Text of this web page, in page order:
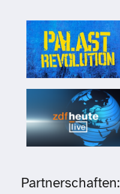
Partnerschaften: